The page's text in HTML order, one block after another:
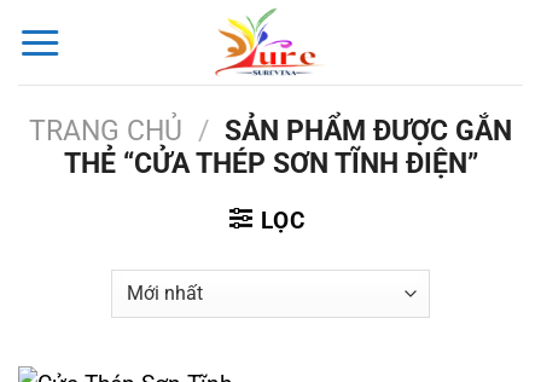
qua
nội
dungTRANG CHỦ / SẢN PHẨM ĐƯỢC GẮN
THẺ “CỬA THÉP SƠN TĨNH ĐIỆN”
LỌC